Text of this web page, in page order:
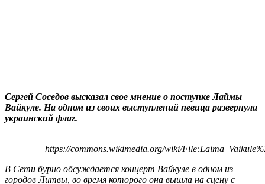
Сергей Соседов высказал свое мнение о поступке Лаймы
Вайкуле. На одном из своих выступлений певица развернула
украинский флаг.
https://commons.wikimedia.org/wiki/
В Сети бурно обсуждается концерт Вайкуле в одном из
городов Литвы, во время которого она вышла на сцену с